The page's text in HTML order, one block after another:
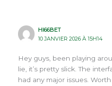
HI66BET
10 JANVIER 2026 À 15H14
Hey guys, been playing
lie, it’s pretty slick. The
had any major issues.